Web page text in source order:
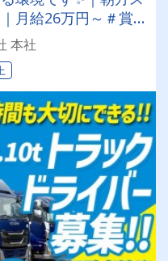
月給26万円～＃賞与
支援制度あり＼身体
／
本社